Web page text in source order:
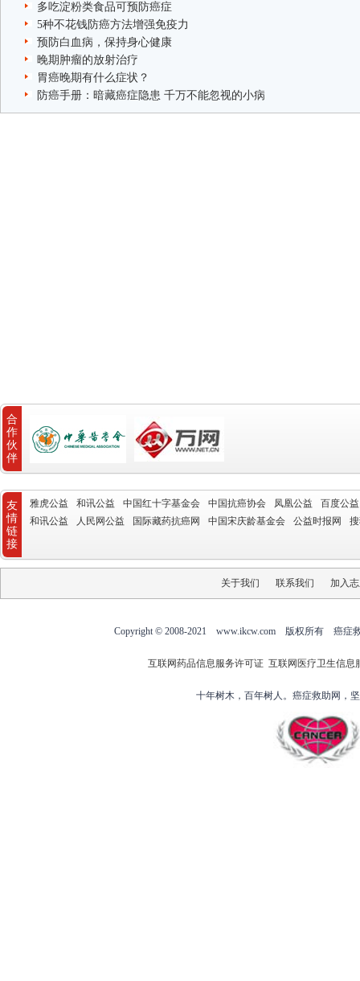
多吃淀粉类食品可预防癌症
5种不花钱防癌方法增强免疫力
预防白血病，保持身心健康
晚期肿瘤的放射治疗
胃癌晚期有什么症状？
防癌手册：暗藏癌症隐患 千万不能忽视的小病
合
作
伙
伴
友
情
链
接
雅虎公益 和讯公益 中国红十字基金会 中国抗癌协会 凤凰公益
百度公益
和讯公益
人民网公益 国际藏药抗癌网 中国宋庆龄基金会 公益时报网
关于我们 联系我们 加入
Copyright © 2008-2021 www.ikcw.com 版权所有 癌症
互联网药品信息服务许可证 互联网医疗卫生信息
十年树木，百年树人。癌症救助网，